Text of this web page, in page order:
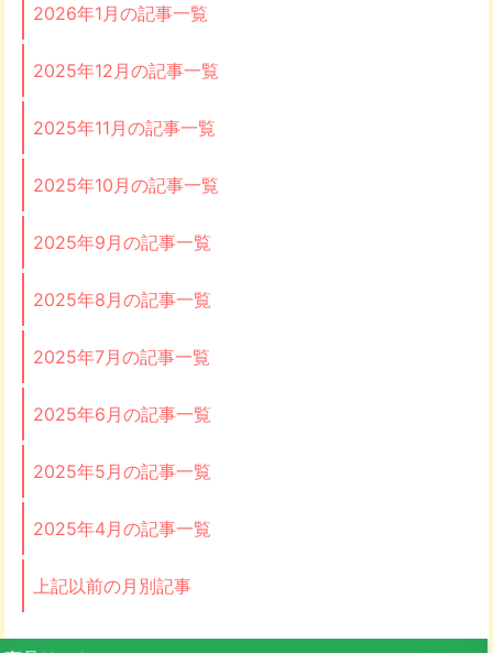
2026年1月の記事一覧
2025年12月の記事一覧
2025年11月の記事一覧
2025年10月の記事一覧
2025年9月の記事一覧
2025年8月の記事一覧
2025年7月の記事一覧
2025年6月の記事一覧
2025年5月の記事一覧
2025年4月の記事一覧
上記以前の月別記事